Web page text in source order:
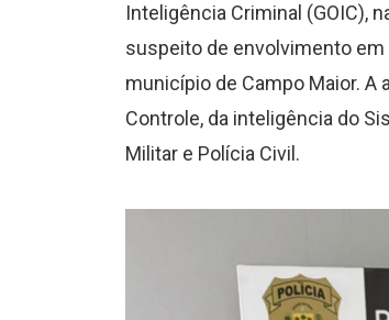
Inteligência Criminal (GOIC),
suspeito de envolvimento
município de Campo Maior. A
Controle, da inteligência do
Militar e Polícia Civil.